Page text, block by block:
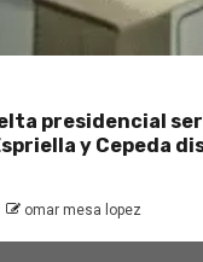
presidencial
y Cepeda
omar mesa lopez